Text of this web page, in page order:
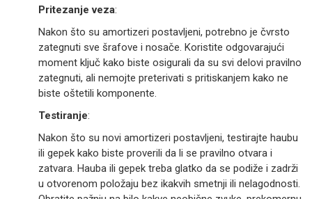
Pritezanje veza:
Nakon što su amortizeri postavljeni, potrebno je čvrsto
zategnuti sve šrafove i nosače. Koristite odgovarajući
moment ključ kako biste osigurali da su svi delovi pravilno
zategnuti, ali nemojte preterivati s pritiskanjem kako ne
biste oštetili komponente.
Testiranje:
Nakon što su novi amortizeri postavljeni, testirajte haubu
ili gepek kako biste proverili da li se pravilno otvara i
zatvara. Hauba ili gepek treba glatko da se podiže i zadrži
u otvorenom položaju bez ikakvih smetnji ili nelagodnosti.